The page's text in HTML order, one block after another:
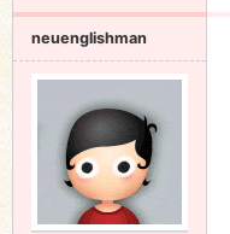
neuenglishman